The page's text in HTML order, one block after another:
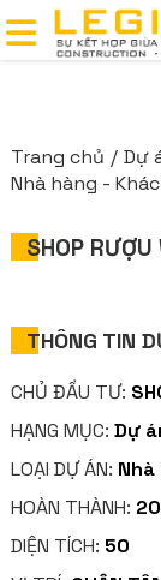
Trang chủ Dự
Nhà hàng -
SHOP RƯỢU
THÔNG TIN
CHỦ ĐẦU TƯ:
HẠNG MỤC: Dự
LOẠI DỰ ÁN:
HOÀN THÀNH:
DIỆN TÍCH: 50